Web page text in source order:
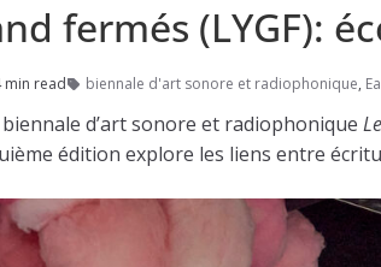
fermés (LYGF):
min read biennale d'art sonore et radiophonique,
d’art sonore et radiophonique
édition explore les liens entre